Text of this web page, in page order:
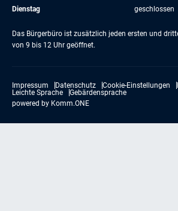
Dienstag geschlossen
Das Bürgerbüro ist zusätzlich jeden ersten und
von 9 bis 12 Uhr geöffnet.
Impressum Datenschutz Cookie-Einstellungen
Leichte Sprache
Gebärdensprache
powered by Komm.ONE